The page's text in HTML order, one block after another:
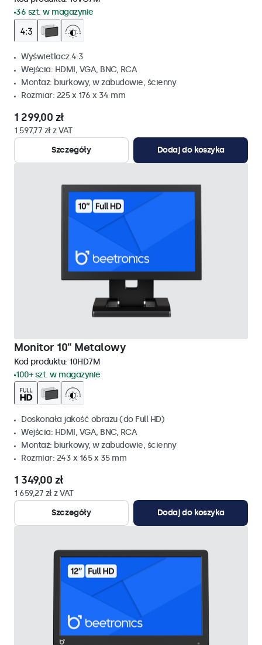
36 szt. w magazynie
Wyświetlacz 4:3
Wejścia: HDMI, VGA, BNC, RCA
Montaż: biurkowy, w zabudowie, ścienny
Rozmiar: 225 x 176 x 34 mm
1 299,00 zł
1 597,77 zł z VAT
Szczegóły
Dodaj do koszyka
Monitor 10" Metalowy
Kod produktu: 10HD7M
100+ szt. w magazynie
Doskonała jakość obrazu (do Full HD)
Wejścia: HDMI, VGA, BNC, RCA
Montaż: biurkowy, w zabudowie, ścienny
Rozmiar: 243 x 165 x 35 mm
1 349,00 zł
1 659,27 zł z VAT
Szczegóły
Dodaj do koszyka